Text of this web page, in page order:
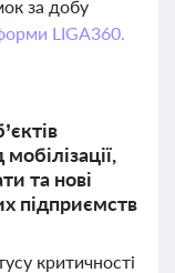
за добу
LIGA360.
та нові
підприємств
критичності